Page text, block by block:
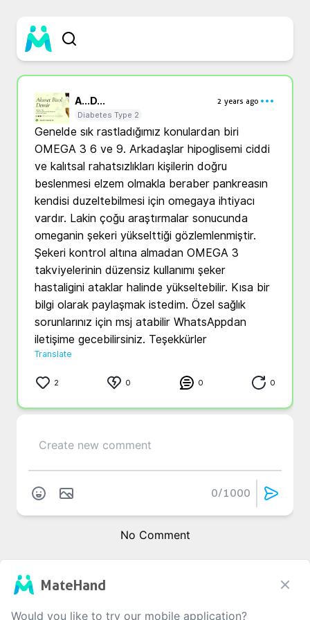
A...D...
2 years ago
Diabetes Type 2
Genelde sık rastladığımız konulardan biri
OMEGA 3 6 ve 9. Arkadaşlar hipoglisemi ciddi
ve kalıtsal rahatsızlıkları kişilerin doğru
beslenmesi elzem olmakla beraber pankreasın
kendisi duzeltebilmesi için omegaya ihtiyacı
vardır. Lakin çoğu araştırmalar sonucunda
omeganin şekeri yükselttiği gözlemlenmiştir.
Şekeri kontrol altına almadan OMEGA 3
takviyelerinin düzensiz kullanımı şeker
hastaligini ataklar halinde yükseltebilir. Kısa bir
bilgi olarak paylaşmak istedim. Özel sağlık
sorunlarınız için msj atabilir WhatsAppdan
iletişime gecebilirsiniz. Teşekkürler
Translate
2 0 0 0
0/1000
No Comment
MateHand
Would you like to try our mobile application?